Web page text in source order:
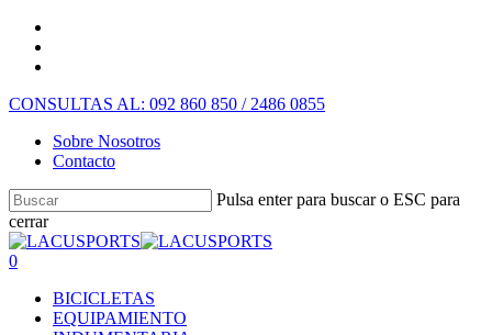
CONSULTAS AL: 092 860 850 / 2486 0855
Sobre Nosotros
Contacto
Pulsa enter para buscar o ESC para
cerrar
0
BICICLETAS
EQUIPAMIENTO